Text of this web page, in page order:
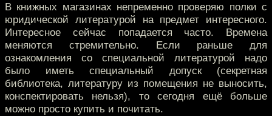
В книжных магазинах непременно проверяю полки с
юридической литературой на предмет интересного.
Интересное сейчас попадается часто. Времена
меняются стремительно. Если раньше для
ознакомления со специальной литературой надо
было иметь специальный допуск (секретная
библиотека, литературу из помещения не выносить,
конспектировать нельзя), то сегодня ещё больше
можно просто купить и почитать.